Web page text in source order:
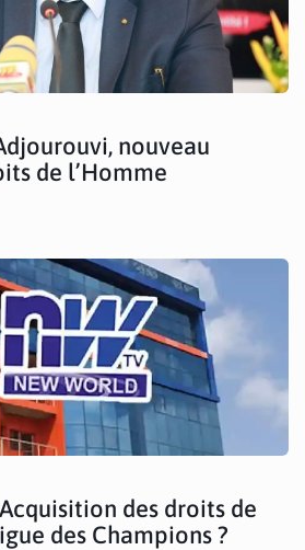
nouveau
de l’Homme
des droits de
des Champions ?